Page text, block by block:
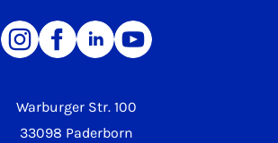
Warburger Str. 100
33098 Paderborn